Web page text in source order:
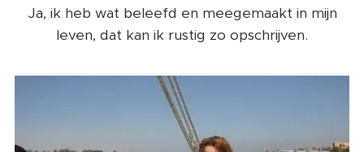
Ja, ik heb wat beleefd en meegemaakt in mijn
leven, dat kan ik rustig zo opschrijven.